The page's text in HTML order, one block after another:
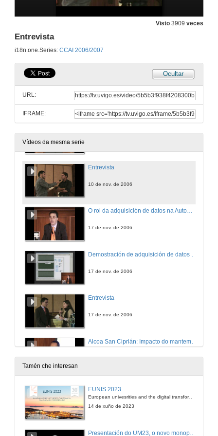
Visto 3909 veces
Entrevista
i18n.one.Series: CCAI 2006/2007
Ocultar
URL:
IFRAME:
Vídeos da mesma serie
7 de nov. de 2006
7 de nov. de 2006
Robótica Industrial Aplicada. Presente e futuro das aplicacións robotizadas
Entrevista
10 de nov. de 2006
O rol da adquisición de datos na Automatización Industrial
17 de nov. de 2006
17 de nov. de 2006
Entrevista
17 de nov. de 2006
20 de nov. de 2006
Tamén che interesan
EUNIS 2023
European univesrities and the digital transformation: challenges and opportunities ahead
14 de xuño de 2023